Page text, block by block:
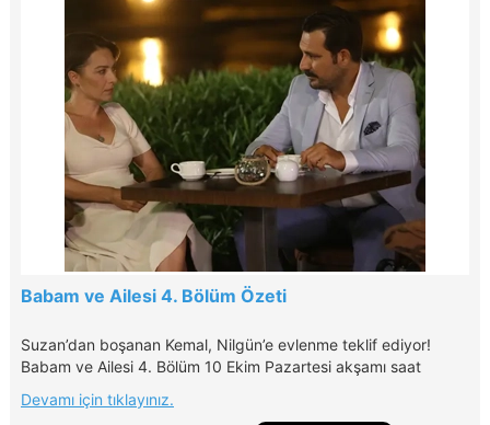
Babam ve Ailesi 4. Bölüm Özeti
Suzan’dan boşanan Kemal, Nilgün’e evlenme teklif ediyor!
Babam ve Ailesi 4. Bölüm 10 Ekim Pazartesi akşamı saat
Devamı için tıklayınız.